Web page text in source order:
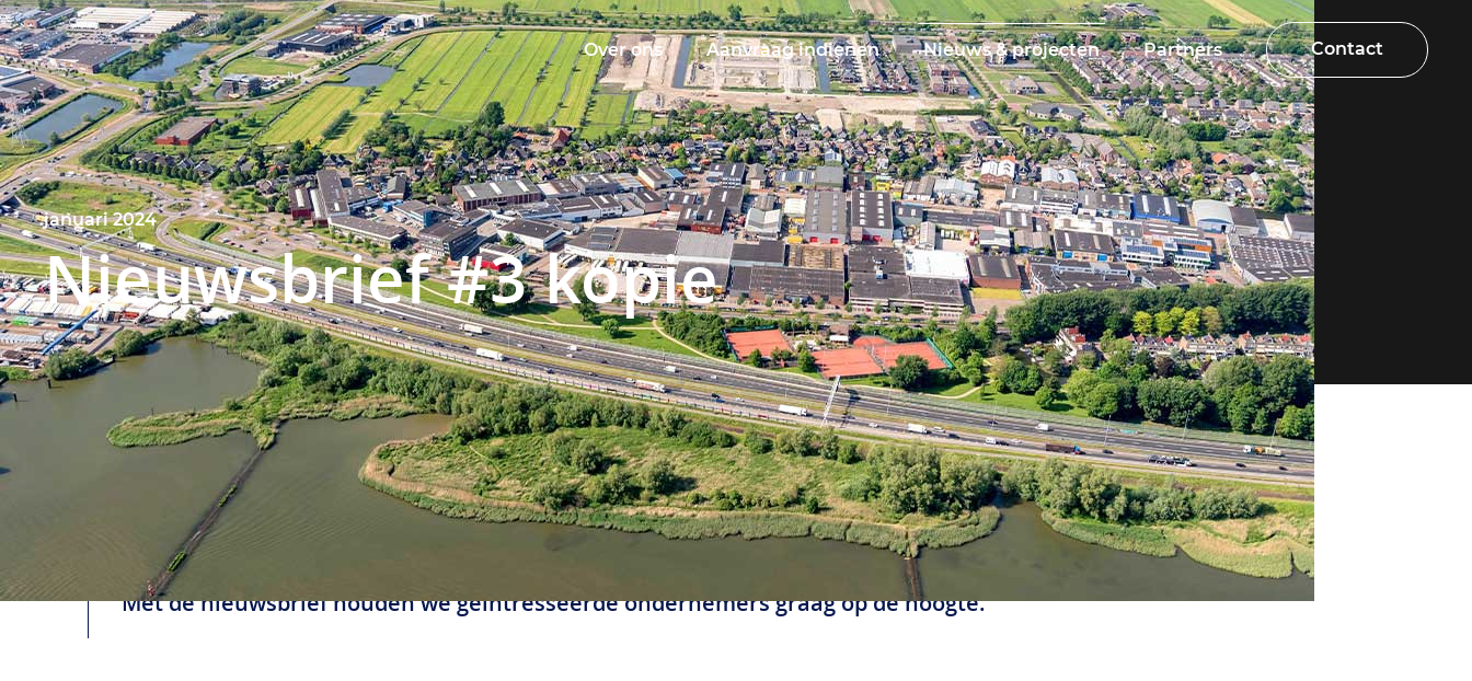
Over ons Aanvraag indienen Nieuws & projecten Partners Contact
januari 2024
Nieuwsbrief #3 kopie
Nieuws & projecten Nieuwsbrief #3 kopie
Met de nieuwsbrief houden we geintresseerde ondernemers graag op de hoogte.